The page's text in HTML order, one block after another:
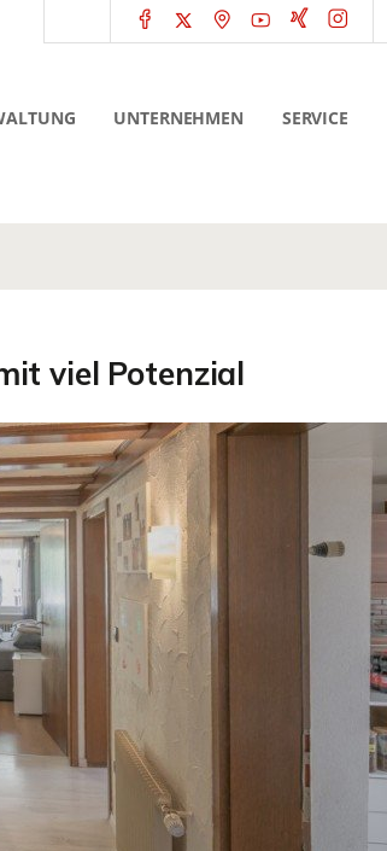
UNTERNEHMEN SERVICE
viel Potenzial